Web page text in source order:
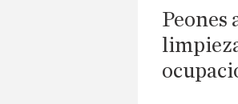
Peones